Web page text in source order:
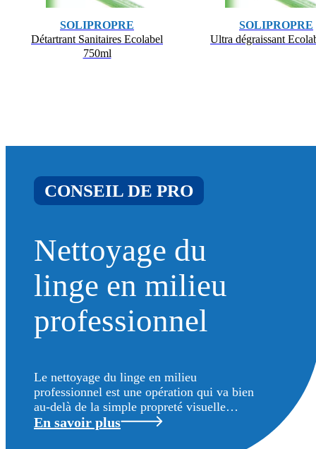
SOLIPROPRE
Détartrant Sanitaires Ecolabel
750ml
SOLIPROPRE
Ultra dégraissant
CONSEIL DE PRO
Nettoyage du
linge en milieu
professionnel
Le nettoyage du linge en milieu
professionnel est une opération qui va bien
au-delà de la simple propreté visuelle…
En savoir plus